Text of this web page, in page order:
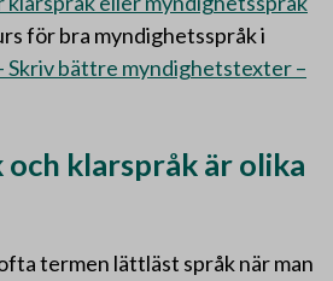
för bra myndighetsspråk i
Skriv bättre myndighetstexter –
klarspråk är olika
termen lättläst språk när man